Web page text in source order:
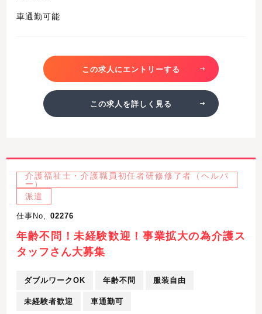
車通勤可能
この求人にエントリーする
この求人を詳しく見る
介護福祉士・介護職員初任者研修修了者（ヘルパ
ー）
派遣
仕事No, 02276
年齢不問！未経験歓迎！事業拡大の為介護ス
タッフさん大募集
ダブルワークOK 年齢不問 服装自由
未経験者歓迎 車通勤可